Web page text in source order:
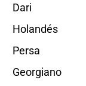
Dari
Holandés
Persa
Georgiano